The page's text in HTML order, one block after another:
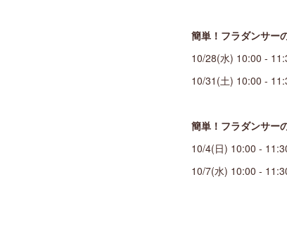
簡単！フラダンサー
10/28(水) 10:00 -
10/31(土) 10:00 -
簡単！フラダンサー
10/4(日) 10:00 -
10/7(水) 10:00 -